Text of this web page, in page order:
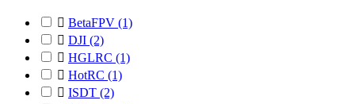
 BetaFPV (1)
 DJI (2)
 HGLRC (1)
 HotRC (1)
 ISDT (2)